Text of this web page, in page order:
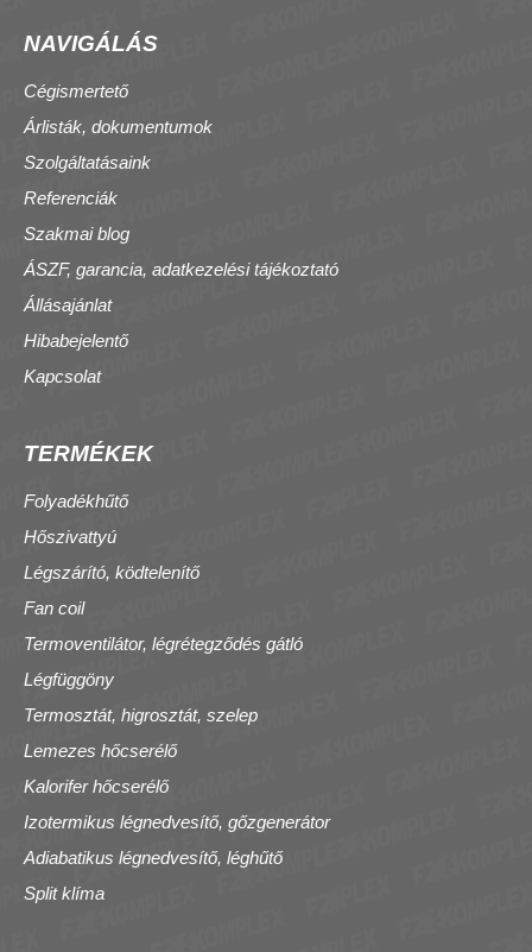
NAVIGÁLÁS
Cégismertető
Árlisták, dokumentumok
Szolgáltatásaink
Referenciák
Szakmai blog
ÁSZF, garancia, adatkezelési tájékoztató
Állásajánlat
Hibabejelentő
Kapcsolat
TERMÉKEK
Folyadékhűtő
Hőszivattyú
Légszárító, ködtelenítő
Fan coil
Termoventilátor, légrétegződés gátló
Légfüggöny
Termosztát, higrosztát, szelep
Lemezes hőcserélő
Kalorifer hőcserélő
Izotermikus légnedvesítő, gőzgenerátor
Adiabatikus légnedvesítő, léghűtő
Split klíma